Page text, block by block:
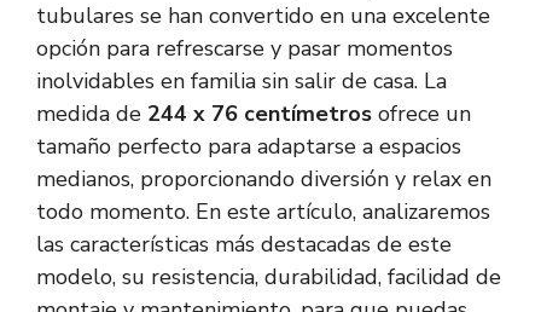
tubulares se han convertido en una excelente
opción para refrescarse y pasar momentos
inolvidables en familia sin salir de casa. La
medida de 244 x 76 centímetros ofrece un
tamaño perfecto para adaptarse a espacios
medianos, proporcionando diversión y relax en
todo momento. En este artículo, analizaremos
las características más destacadas de este
modelo, su resistencia, durabilidad, facilidad de